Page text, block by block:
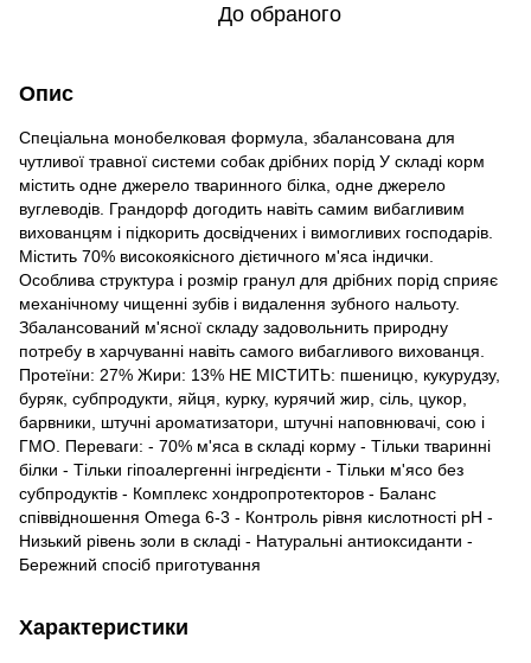
До обраного
Опис
Спеціальна монобелковая формула, збалансована для
чутливої ​​травної системи собак дрібних порід У складі корм
містить одне джерело тваринного білка, одне джерело
вуглеводів. Грандорф догодить навіть самим вибагливим
вихованцям і підкорить досвідчених і вимогливих господарів.
Містить 70% високоякісного дієтичного м'яса індички.
Особлива структура і розмір гранул для дрібних порід сприяє
механічному чищенні зубів і видалення зубного нальоту.
Збалансований м'ясної складу задовольнить природну
потребу в харчуванні навіть самого вибагливого вихованця.
Протеїни: 27% Жири: 13% НЕ МІСТИТЬ: пшеницю, кукурудзу,
буряк, субпродукти, яйця, курку, курячий жир, сіль, цукор,
барвники, штучні ароматизатори, штучні наповнювачі, сою і
ГМО. Переваги: - 70% м'яса в складі корму - Тільки тваринні
білки - Тільки гіпоалергенні інгредієнти - Тільки м'ясо без
субпродуктів - Комплекс хондропротекторов - Баланс
співвідношення Omega 6-3 - Контроль рівня кислотності рН -
Низький рівень золи в складі - Натуральні антиоксиданти -
Бережний спосіб приготування
Характеристики